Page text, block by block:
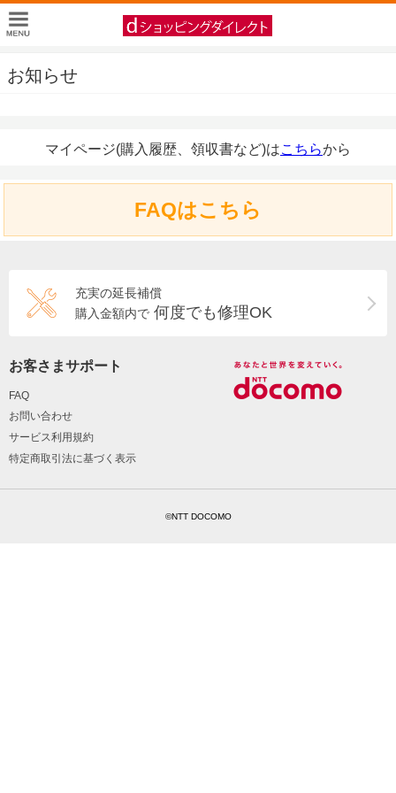
お知らせ
マイページ(購入履歴、領収書など)はこちらから
FAQはこちら
充実の延長補償
購入金額内で 何度でも修理OK
お客さまサポート
FAQ
お問い合わせ
サービス利用規約
特定商取引法に基づく表示
©NTT DOCOMO